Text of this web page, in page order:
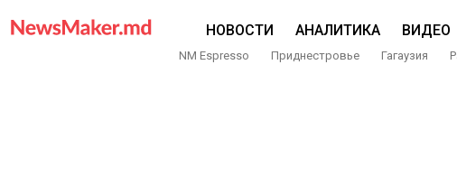
НОВОСТИ АНАЛИТИКА ВИДЕО
NM Espresso Приднестровье Гагаузия